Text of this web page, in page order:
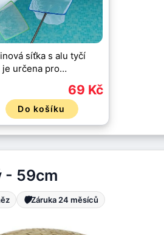
síťka s alu tyčí
je určena pro…
69 Kč
Do košíku
- 59cm
🛡️Záruka 24 měsíců